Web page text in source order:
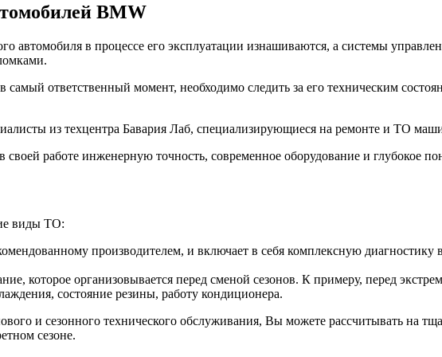
BMW
автомобиля в процессе его эксплуатации изнашиваются, а системы
ответственный момент, необходимо следить за его техническим
из техцентра Бавария Лаб, специализирующиеся на ремонте и ТО
работе инженерную точность, современное оборудование и глубокое
виды ТО:
производителем, и включает в себя комплексную диагностику
которое организовывается перед сменой сезонов. К примеру, перед
состояние резины, работу кондиционера.
и сезонного технического обслуживания, Вы можете рассчитывать на
сезоне.